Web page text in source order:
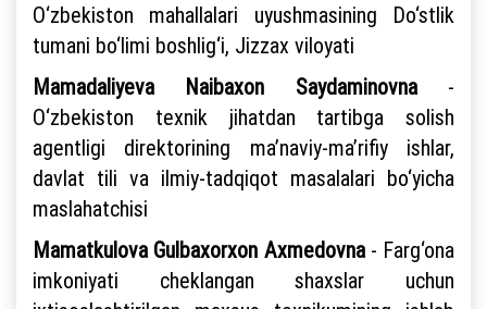
O‘zbekiston mahallalari uyushmasining Do‘stlik
tumani bo‘limi boshlig‘i, Jizzax viloyati
Mamadaliyeva Naibaxon Saydaminovna-
O‘zbekiston texnik jihatdan tartibga solish
agentligi direktorining ma’naviy-ma’rifiy ishlar,
davlat tili va ilmiy-tadqiqot masalalari bo‘yicha
maslahatchisi
Mamatkulova Gulbaxorxon Axmedovna- Farg‘ona
imkoniyati cheklangan shaxslar uchun